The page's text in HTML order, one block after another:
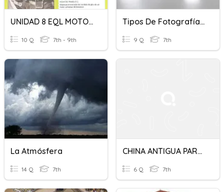
UNIDAD 8 EQL MOTORES Y OTROS ACTUADORES DE ELECTRODOM(2.3.3-5)
10 Q 7th - 9th
Tipos De Fotografía E Iluminación
9 Q 7th
La Atmósfera
14 Q 7th
CHINA ANTIGUA PARTE I
6 Q 7th